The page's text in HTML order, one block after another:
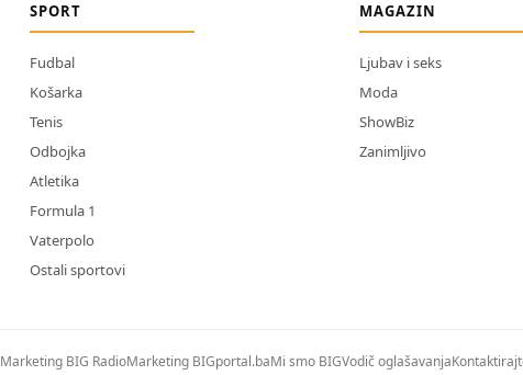
SPORT
Fudbal
Košarka
Tenis
Odbojka
Atletika
Formula 1
Vaterpolo
Ostali sportovi
MAGAZIN
Ljubav i seks
Moda
ShowBiz
Zanimljivo
Marketing BIG RadioMarketing BIGportal.baMi smo BIGVodič oglašavanja